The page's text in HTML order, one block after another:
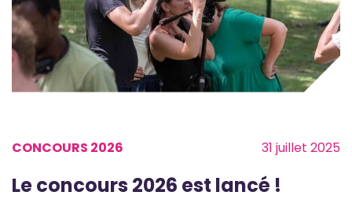
CONCOURS 2026 31 juillet 2025
Le concours 2026 est lancé !